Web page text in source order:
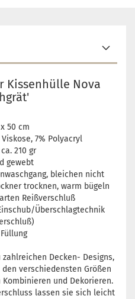
Kissenhülle Nova
50 cm
7% Polyacryl
210 gr
gewebt
bleichen nicht
trocknen, warm bügeln
Reißverschluß
Überschlagtechnik
Decken- Designs,
verschiedensten Größen
und Dekorieren.
lassen sie sich leicht